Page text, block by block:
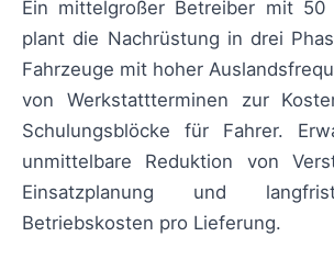
Ein mittelgroßer Betreiber mit 50
plant die Nachrüstung in drei
Fahrzeuge mit hoher
von Werkstattterminen zur
Schulungsblöcke für Fahrer.
unmittelbare Reduktion von
Einsatzplanung und
Betriebskosten pro Lieferung.